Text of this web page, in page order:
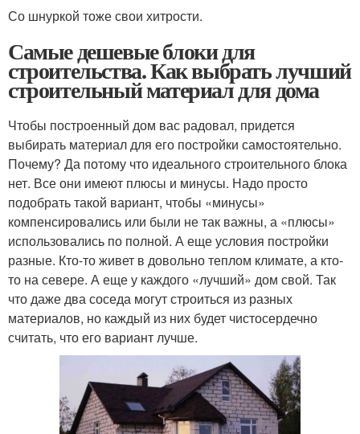
Со шнуркой тоже свои хитрости.
Самые дешевые блоки для
строительства. Как выбрать лучший
строительный материал для дома
Чтобы построенный дом вас радовал, придется
выбирать материал для его постройки самостоятельно.
Почему? Да потому что идеального строительного блока
нет. Все они имеют плюсы и минусы. Надо просто
подобрать такой вариант, чтобы «минусы»
компенсировались или были не так важны, а «плюсы»
использовались по полной. А еще условия постройки
разные. Кто-то живет в довольно теплом климате, а кто-
то на севере. А еще у каждого «лучший» дом свой. Так
что даже два соседа могут строиться из разных
материалов, но каждый из них будет чистосердечно
считать, что его вариант лучше.